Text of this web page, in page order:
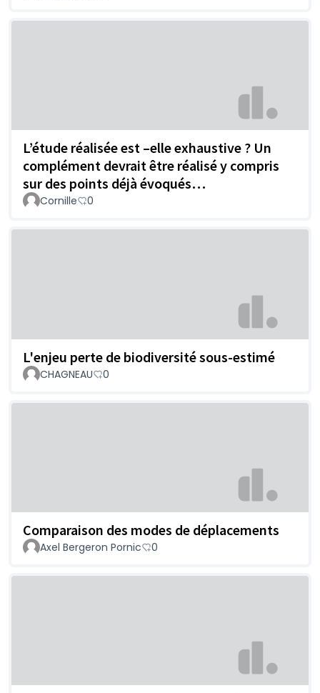
L’étude réalisée est –elle exhaustive ? Un
complément devrait être réalisé y compris
sur des points déjà évoqués…
Cornille 0
L'enjeu perte de biodiversité sous-estimé
CHAGNEAU 0
Comparaison des modes de déplacements
Axel Bergeron Pornic 0